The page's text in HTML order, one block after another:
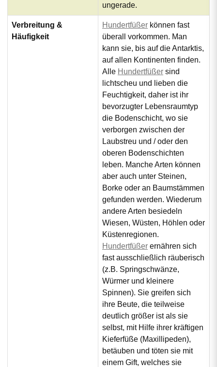
ungerade.
Verbreitung &
Häufigkeit
Hundertfüßer können fast
überall vorkommen. Man
kann sie, bis auf die Antarktis,
auf allen Kontinenten finden.
Alle Hundertfüßer sind
lichtscheu und lieben die
Feuchtigkeit, daher ist ihr
bevorzugter Lebensraumtyp
die Bodenschicht, wo sie
verborgen zwischen der
Laubstreu und / oder den
oberen Bodenschichten
leben. Manche Arten können
aber auch unter Steinen,
Borke oder an Baumstämmen
gefunden werden. Wiederum
andere Arten besiedeln
Wiesen, Wüsten, Höhlen oder
Küstenregionen.
Hundertfüßer ernähren sich
fast ausschließlich räuberisch
(z.B. Springschwänze,
Würmer und kleinere
Spinnen). Sie greifen sich
ihre Beute, die teilweise
deutlich größer ist als sie
selbst, mit Hilfe ihrer kräftigen
Kieferfüße (Maxillipeden),
betäuben und töten sie mit
einem Gift, welches sie